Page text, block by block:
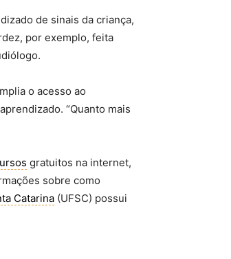
de sinais da criança,
por exemplo, feita
o acesso ao
“Quanto mais
gratuitos na internet,
sobre como
Catarina (UFSC) possui